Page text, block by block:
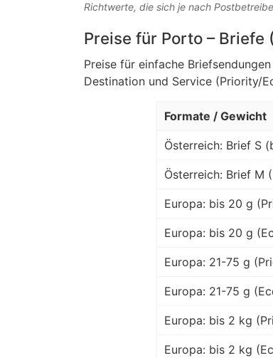
Richtwerte, die sich je nach
Preise für Porto – Briefe
Preise für einfache
Destination und Service (Priority/
Formate / Gewicht
Österreich: Brief S
Österreich: Brief M
Europa: bis 20 g
Europa: bis 20 g
Europa: 21-75 g
Europa: 21-75 g
Europa: bis 2 kg
Europa: bis 2 kg